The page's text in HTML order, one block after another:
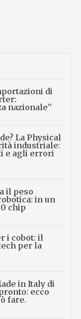
di
nazionale”
La Physical
industriale:
e agli errori
il peso
in un
chip
i cobot: il
per la
in Italy di
ecco
fare.